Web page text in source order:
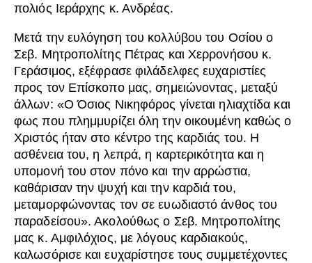
πολιός Ιεράρχης κ. Ανδρέας.
Μετά την ευλόγηση του κολλύβου του Οσίου ο
Σεβ. Μητροπολίτης Πέτρας και Χερρονήσου κ.
Γεράσιμος, εξέφρασε φιλάδελφες ευχαριστίες
προς τον Επίσκοπο μας, σημειώνοντας, μεταξύ
άλλων: «Ο Όσιος Νικηφόρος γίνεται ηλιαχτίδα και
φως που πλημμυρίζει όλη την οικουμένη καθώς ο
Χριστός ήταν στο κέντρο της καρδιάς του. Η
ασθένεια του, η λεπρά, η καρτερικότητα και η
υπομονή του στον πόνο και την αρρώστια,
καθάρισαν την ψυχή και την καρδιά του,
μεταμορφώνοντας τον σε ευωδιαστό άνθος του
παραδείσου». Ακολούθως ο Σεβ. Μητροπολίτης
μας κ. Αμφιλόχιος, με λόγους καρδιακούς,
καλωσόρισε και ευχαρίστησε τους συμμετέχοντες